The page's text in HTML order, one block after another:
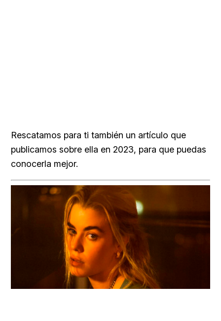
Rescatamos para ti también un artículo que
publicamos sobre ella en 2023, para que puedas
conocerla mejor.